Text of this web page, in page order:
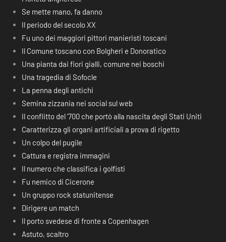
Se mette mano, fa danno
Il periodo del secolo XX
Fu uno dei maggiori pittori manieristi toscani
Il Comune toscano con Bolgheri e Donoratico
Una pianta dai fiori gialli, comune nei boschi
Una tragedia di Sofocle
La penna degli antichi
Semina zizzania nei social sul web
Il conflitto del ‘700 che portò alla nascita degli Stati Uniti
Caratterizza gli organi artificiali a prova di rigetto
Un colpo del pugile
Cattura e registra immagini
Il numero che classifica i golfisti
Fu nemico di Cicerone
Un gruppo rock statunitense
Dirigere un match
Il porto svedese di fronte a Copenhagen
Astuto, scaltro